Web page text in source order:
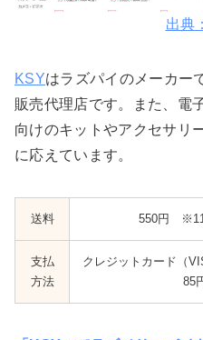
出典
KSYはラズパイのメーカー
販売代理店です。また、電
向けのキットやアクセサリ
に応えています。
送料 550円
支払
方法
クレジットカード（
85